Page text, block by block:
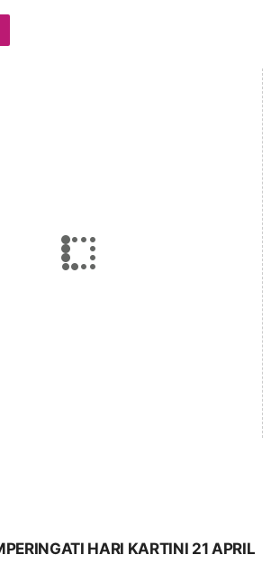
HARI KARTINI 21 APRIL